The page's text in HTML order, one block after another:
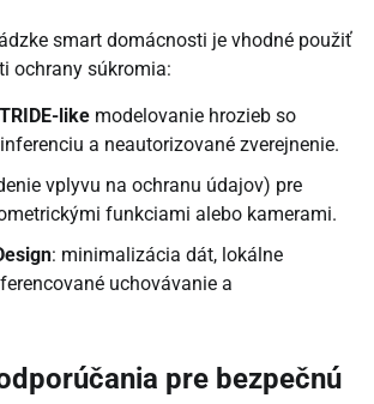
smart domácnosti je vhodné použiť
ochrany súkromia:
like modelovanie hrozieb so
a neautorizované zverejnenie.
vplyvu na ochranu údajov) pre
funkciami alebo kamerami.
: minimalizácia dát, lokálne
uchovávanie a
pre bezpečnú